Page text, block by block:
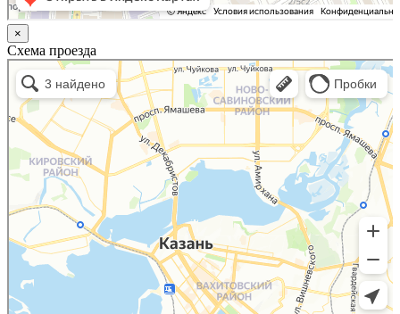
×
Схема проезда
Казань
Малый Татарский переулок, 8 на карте Москвы, ближайшее метро Новокузнецкая —
Яндекс.Карты